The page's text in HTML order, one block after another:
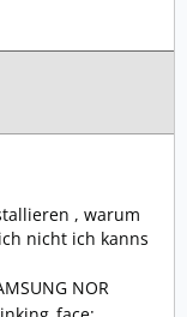
, warum
nicht ich kanns
NOR